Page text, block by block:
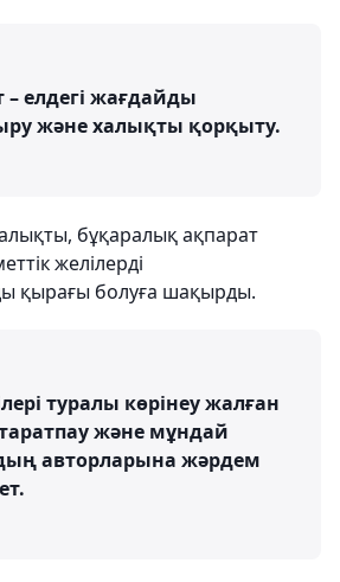
елдегі жағдайды
және халықты қорқыту.
бұқаралық ақпарат
желілерді
қырағы болуға шақырды.
туралы көрінеу жалған
және мұндай
авторларына жәрдем